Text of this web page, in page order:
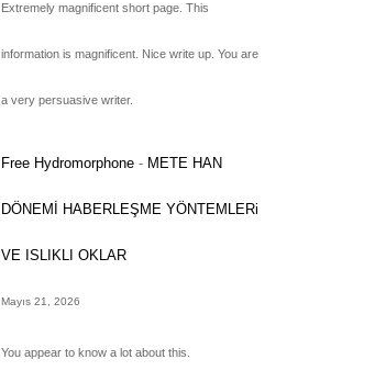
Extremely magnificent short page. This
information is magnificent. Nice write up. You are
a very persuasive writer.
Free Hydromorphone - METE HAN
DÖNEMİ HABERLEŞME YÖNTEMLERi
VE ISLIKLI OKLAR
Mayıs 21, 2026
You appear to know a lot about this.